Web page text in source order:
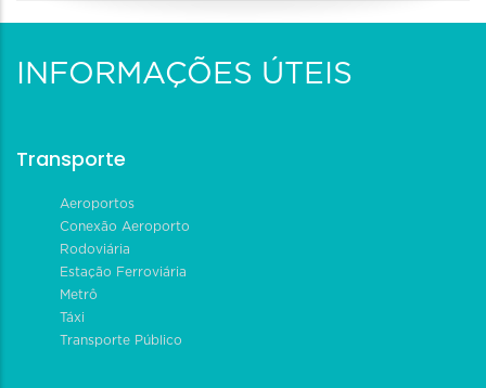
INFORMAÇÕES ÚTEIS
Transporte
Aeroportos
Conexão Aeroporto
Rodoviária
Estação Ferroviária
Metrô
Táxi
Transporte Público